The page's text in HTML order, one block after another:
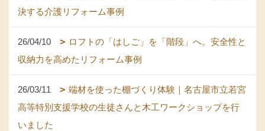
決する介護リフォーム事例
26/04/10
ロフトの「はしご」を「階段」へ。安全性と
収納力を高めたリフォーム事例
26/03/11
端材を使った棚づくり体験｜名古屋市立若宮
高等特別支援学校の生徒さんと木工ワークショップを行
いました